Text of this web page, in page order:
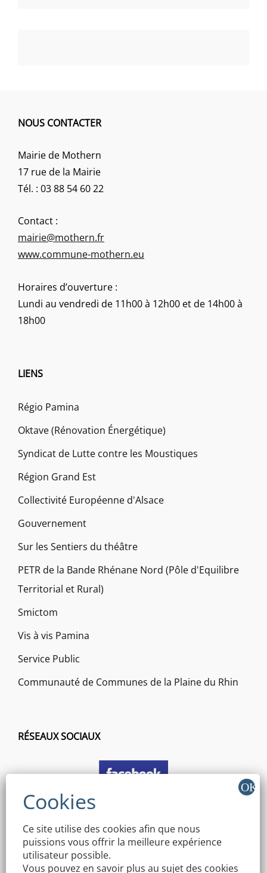
NOUS CONTACTER
Mairie de Mothern
17 rue de la Mairie
Tél. : 03 88 54 60 22
Contact :
mairie@mothern.fr
www.commune-mothern.eu
Horaires d’ouverture :
Lundi au vendredi de 11h00 à 12h00 et de 14h00 à
18h00
LIENS
Régio Pamina
Oktave (Rénovation Énergétique)
Syndicat de Lutte contre les Moustiques
Région Grand Est
Collectivité Européenne d'Alsace
Gouvernement
Sur les Sentiers du théâtre
PETR de la Bande Rhénane Nord (Pôle d'Equilibre
Territorial et Rural)
Smictom
Vis à vis Pamina
Service Public
Communauté de Communes de la Plaine du Rhin
RÉSEAUX SOCIAUX
Ce site utilise des cookies afin que nous
puissions vous offrir la meilleure expérience
utilisateur possible.
Vous pouvez en savoir plus au sujet des cookies